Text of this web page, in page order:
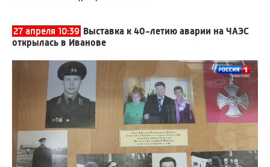
27 апреля 10:39 Выставка к 40-летию аварии на ЧАЭС
открылась в Иванове